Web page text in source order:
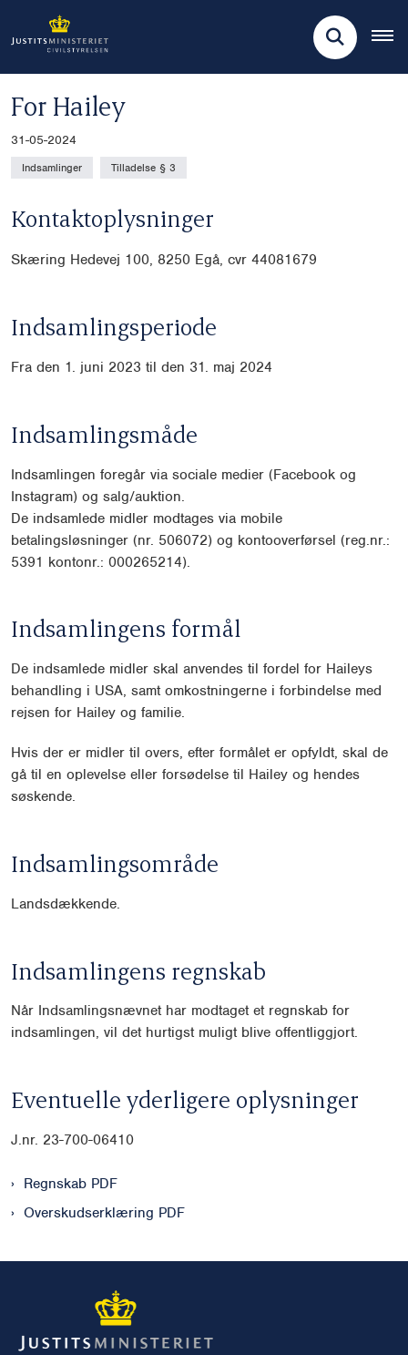
For Hailey
31-05-2024
Indsamlinger Tilladelse § 3
Kontaktoplysninger
Skæring Hedevej 100, 8250 Egå, cvr 44081679
Indsamlingsperiode
Fra den 1. juni 2023 til den 31. maj 2024
Indsamlingsmåde
Indsamlingen foregår via sociale medier (Facebook og
Instagram) og salg/auktion.
De indsamlede midler modtages via mobile
betalingsløsninger (nr. 506072) og kontooverførsel (reg.nr.:
5391 kontonr.: 000265214).
Indsamlingens formål
De indsamlede midler skal anvendes til fordel for Haileys
behandling i USA, samt omkostningerne i forbindelse med
rejsen for Hailey og familie.
Hvis der er midler til overs, efter formålet er opfyldt, skal de
gå til en oplevelse eller forsødelse til Hailey og hendes
søskende.
Indsamlingsområde
Landsdækkende.
Indsamlingens regnskab
Når Indsamlingsnævnet har modtaget et regnskab for
indsamlingen, vil det hurtigst muligt blive offentliggjort.
Eventuelle yderligere oplysninger
J.nr. 23-700-06410
Regnskab PDF
Overskudserklæring PDF